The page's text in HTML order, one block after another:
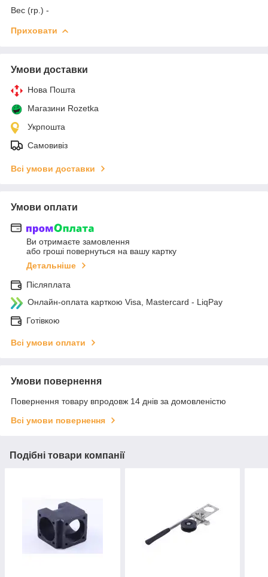
Вес (гр.) -
Приховати
Умови доставки
Нова Пошта
Магазини Rozetka
Укрпошта
Самовивіз
Всі умови доставки
Умови оплати
Ви отримаєте замовлення
або гроші повернуться на вашу картку
Детальніше
Післяплата
Онлайн-оплата карткою Visa, Mastercard - LiqPay
Готівкою
Всі умови оплати
Умови повернення
Повернення товару впродовж 14 днів за домовленістю
Всі умови повернення
Подібні товари компанії